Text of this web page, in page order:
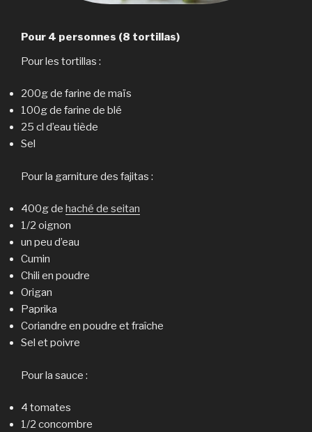
Pour 4 personnes (8 tortillas)
Pour les tortillas :
200g de farine de maïs
100g de farine de blé
25 cl d’eau tiède
Sel
Pour la garniture des fajitas :
400g de haché de seitan
1/2 oignon
un peu d’eau
Cumin
Chili en poudre
Origan
Paprika
Coriandre en poudre et fraîche
Sel et poivre
Pour la sauce :
4 tomates
1/2 concombre